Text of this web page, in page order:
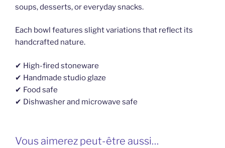
soups, desserts, or everyday snacks.
Each bowl features slight variations that reflect its
handcrafted nature.
✔ High-fired stoneware
✔ Handmade studio glaze
✔ Food safe
✔ Dishwasher and microwave safe
Vous aimerez peut-être aussi…